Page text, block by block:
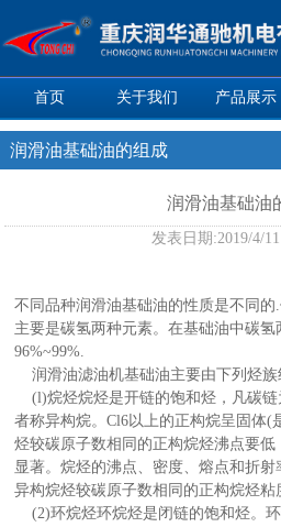
首页 关于我们 产品展示
润滑油基础油的组成
润滑油基础油
发表日期:2019/4/
不同品种润滑油基础油的性质是不同
主要是碳氢两种元素。在基础油中碳
96%~99%.
润滑油滤油机基础油主要由下列烃族
(l)烷烃烷烃是开链的饱和烃，凡碳链
者称异构烷。Cl6以上的正构烷呈固体(
烃较碳原子数相同的正构烷烃沸点要
显著。烷烃的沸点、密度、熔点和折射
异构烷烃较碳原子数相同的正构烷烃粘
(2)环烷烃环烷烃是闭链的饱和烃。